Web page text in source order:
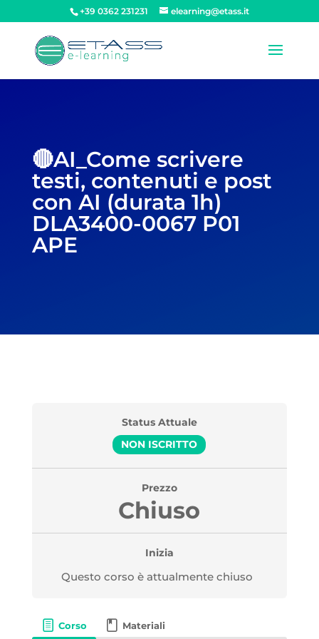
+39 0362 231231 elearning@etass.it
🔴AI_Come scrivere
testi, contenuti e post
con AI (durata 1h)
DLA3400-0067 P01
APE
Status Attuale
NON ISCRITTO
Prezzo
Chiuso
Inizia
Questo corso è attualmente chiuso
Corso Materiali